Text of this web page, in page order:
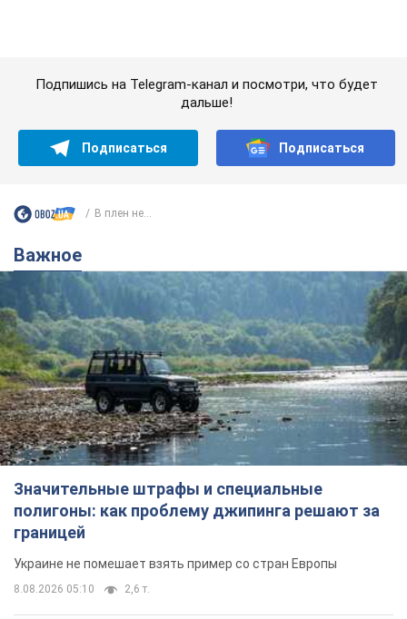
Важное
Значительные штрафы и специальные
полигоны: как проблему джипинга решают за
границей
Украине не помешает взять пример со стран Европы
8.08.2026 05:10 2,6 т.
В Прикарпатье после аномальной
жары прошел сильный ливень:
дороги превратились в реки. Видео
Непогода обрушилась на Ивано-Франковскую